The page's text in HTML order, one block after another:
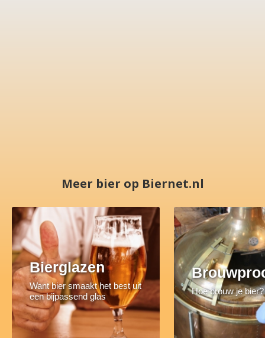
Meer bier op Biernet.nl
Bierglazen
Want bier smaakt het best uit
een bijpassend glas
Hoe brouw je bier?